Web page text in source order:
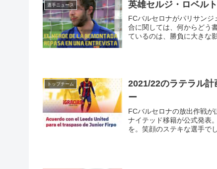
選手ニュース 英雄セルジ・ロベル
FCバルセロナがパリサン
合に関しては、何からどう
ているのは、勝負に大きな
られる表現ですが、テレビ
審判たちも飲み込み、なに
わゆる“奇跡”が起きた。新
そうです。
トップチーム
2021/22のラテラル
ー
FCバルセロナの放出作戦
ナイテッド移籍が公式発表
を。笑顔のステキな選手で
題。結局はカンテラーノ